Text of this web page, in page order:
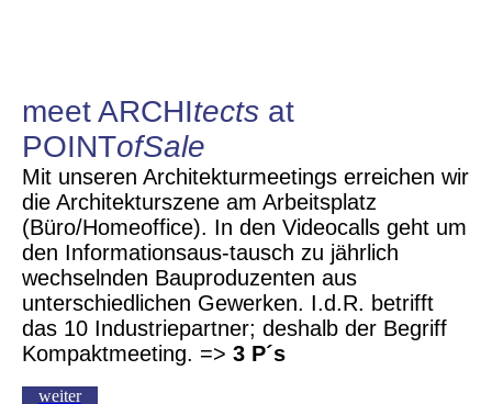
meet ARCHItects at
POINTofSale
Mit unseren Architekturmeetings erreichen wir
die Architekturszene am Arbeitsplatz
(Büro/Homeoffice). In den Videocalls geht um
den Informationsaus-tausch zu jährlich
wechselnden Bauproduzenten aus
unterschiedlichen Gewerken. I.d.R. betrifft
das 10 Industriepartner; deshalb der Begriff
Kompaktmeeting. => 3 P´s
weiter